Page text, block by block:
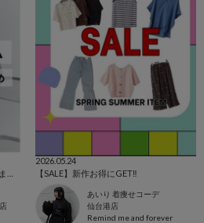
2026.05.24
【SALE】新作お得にGET‼️
あいり 着痩せコーデ
仙台港店
Remind me and forever